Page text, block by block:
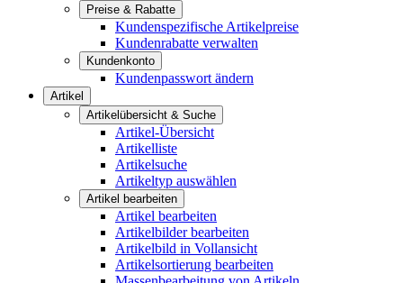
Preise & Rabatte
Kundenspezifische Artikelpreise
Kundenrabatte verwalten
Kundenkonto
Kundenpasswort ändern
Artikel
Artikelübersicht & Suche
Artikel-Übersicht
Artikelliste
Artikelsuche
Artikeltyp auswählen
Artikel bearbeiten
Artikel bearbeiten
Artikelbilder bearbeiten
Artikelbild in Vollansicht
Artikelsortierung bearbeiten